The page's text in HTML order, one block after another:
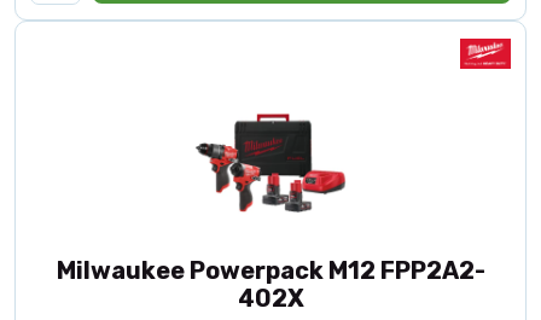
Milwaukee Powerpack M12 FPP2A2-
402X